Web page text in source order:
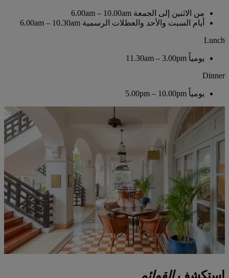
من الاثنين إلى الجمعة 6.00am – 10.00am
أيام السبت والأحد والعطلات الرسمية 6.00am – 10.30am
Lunch
يومياً 11.30am – 3.00pm
Dinner
يومياً 5.00pm – 10.00pm